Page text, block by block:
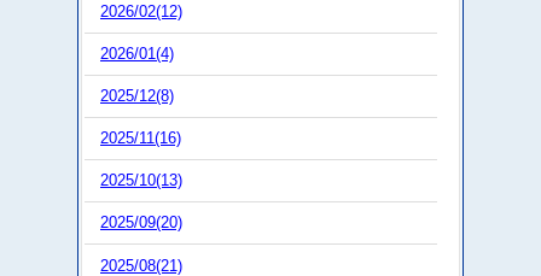
2026/02(12)
2026/01(4)
2025/12(8)
2025/11(16)
2025/10(13)
2025/09(20)
2025/08(21)